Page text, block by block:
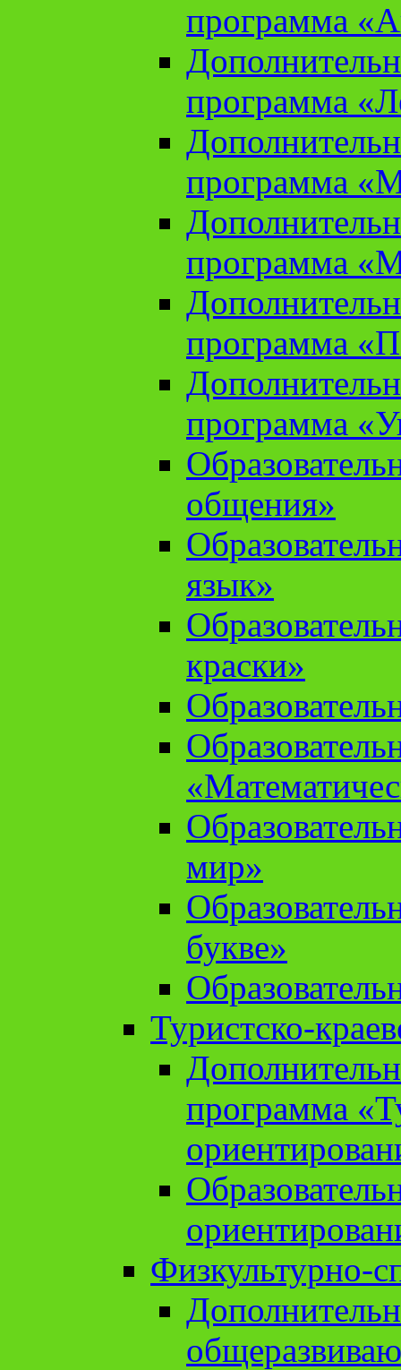
программа
программа
программа
программа
программа
программа
общения»
язык»
краски»
мир»
букве»
Туристско-
программа
Физкультурно-